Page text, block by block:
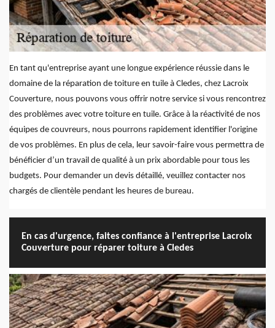
En tant qu'entreprise ayant une longue expérience réussie dans le
domaine de la réparation de toiture en tuile à Cledes, chez Lacroix
Couverture, nous pouvons vous offrir notre service si vous rencontrez
des problèmes avec votre toiture en tuile. Grâce à la réactivité de nos
équipes de couvreurs, nous pourrons rapidement identifier l'origine
de vos problèmes. En plus de cela, leur savoir-faire vous permettra de
bénéficier d’un travail de qualité à un prix abordable pour tous les
budgets. Pour demander un devis détaillé, veuillez contacter nos
chargés de clientèle pendant les heures de bureau.
En cas d'urgence, faites confiance à l'entreprise Lacroix
Couverture pour réparer toiture à Cledes